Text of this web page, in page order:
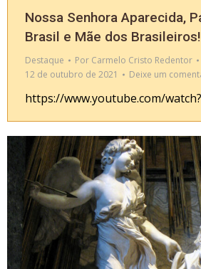
Nossa Senhora Aparecida,
Brasil e Mãe dos Brasileiros!
Destaque Por Carmelo Cristo Redentor
12 de outubro de 2021
Deixe um
https://www.youtube.com/